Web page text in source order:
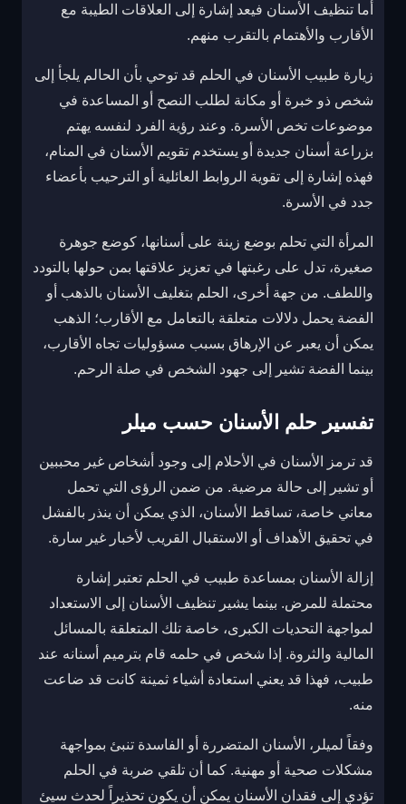
أما تنظيف الأسنان فيعد إشارة إلى العلاقات الطيبة مع
الأقارب والأهتمام بالتقرب منهم.
زيارة طبيب الأسنان في الحلم قد توحي بأن الحالم يلجأ إلى
شخص ذو خبرة أو مكانة لطلب النصح أو المساعدة في
موضوعات تخص الأسرة. وعند رؤية الفرد لنفسه يهتم
بزراعة أسنان جديدة أو يستخدم تقويم الأسنان في المنام،
فهذه إشارة إلى تقوية الروابط العائلية أو الترحيب بأعضاء
جدد في الأسرة.
المرأة التي تحلم بوضع زينة على أسنانها، كوضع جوهرة
صغيرة، تدل على رغبتها في تعزيز علاقتها بمن حولها بالتودد
واللطف. من جهة أخرى، الحلم بتغليف الأسنان بالذهب أو
الفضة يحمل دلالات متعلقة بالتعامل مع الأقارب؛ الذهب
يمكن أن يعبر عن الإرهاق بسبب مسؤوليات تجاه الأقارب،
بينما الفضة تشير إلى جهود الشخص في صلة الرحم.
تفسير حلم الأسنان حسب ميلر
قد ترمز الأسنان في الأحلام إلى وجود أشخاص غير محببين
أو تشير إلى حالة مرضية. من ضمن الرؤى التي تحمل
معاني خاصة، تساقط الأسنان، الذي يمكن أن ينذر بالفشل
في تحقيق الأهداف أو الاستقبال القريب لأخبار غير سارة.
إزالة الأسنان بمساعدة طبيب في الحلم تعتبر إشارة
محتملة للمرض. بينما يشير تنظيف الأسنان إلى الاستعداد
لمواجهة التحديات الكبرى، خاصة تلك المتعلقة بالمسائل
المالية والثروة. إذا شخص في حلمه قام بترميم أسنانه عند
طبيب، فهذا قد يعني استعادة أشياء ثمينة كانت قد ضاعت
منه.
وفقاً لميلر، الأسنان المتضررة أو الفاسدة تنبئ بمواجهة
مشكلات صحية أو مهنية. كما أن تلقي ضربة في الحلم
تؤدي إلى فقدان الأسنان يمكن أن يكون تحذيراً لحدث سيئ